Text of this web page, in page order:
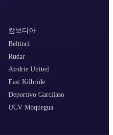
캄보디아
Beltinci
Rudar
Airdrie United
East Kilbride
Deportivo Garcilaso
UCV Moquegua